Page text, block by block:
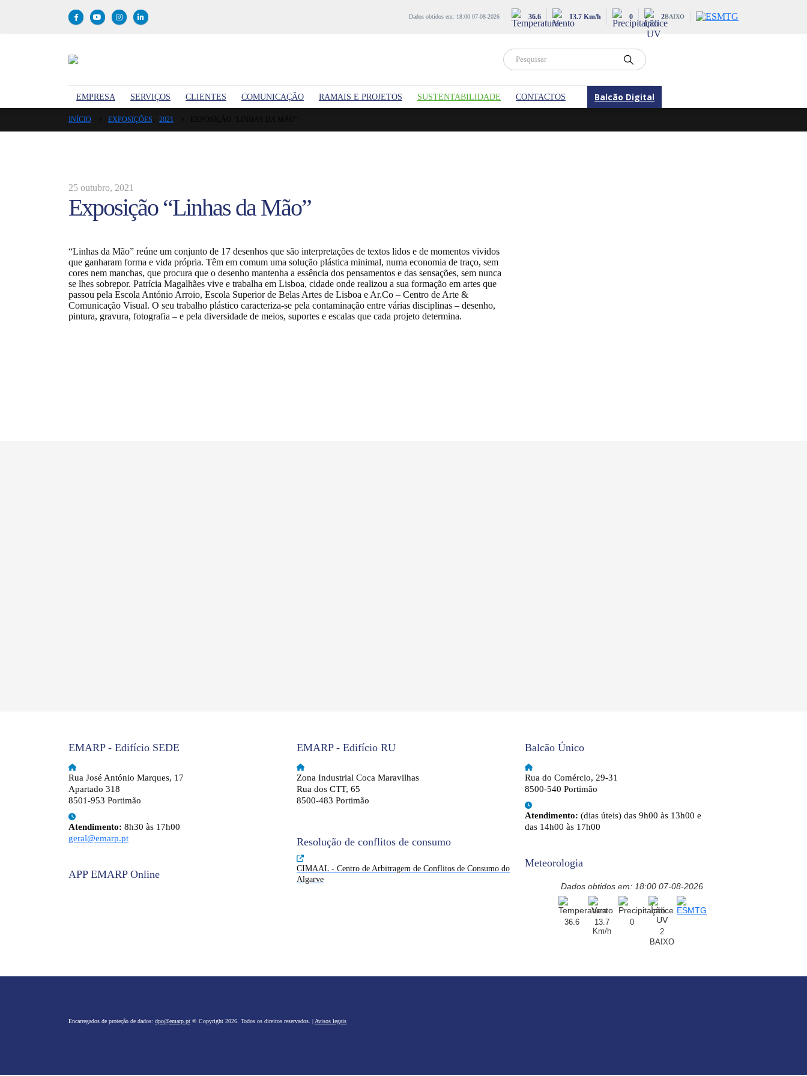
Dados obtidos em: 18:00 07-08-2026 36.6 13.7 Km/h 0 2BAIXO
EMPRESA SERVIÇOS CLIENTES COMUNICAÇÃO RAMAIS E PROJETOS SUSTENTABILIDADE CONTACTOS Balcão Digital
INÍCIO EXPOSIÇÕES 2021
25 outubro, 2021
Exposição “Linhas da Mão”
“Linhas da Mão” reúne um conjunto de 17 desenhos que são interpretações de textos lidos e de momentos vividos
que ganharam forma e vida própria. Têm em comum uma solução plástica minimal, numa economia de traço, sem
cores nem manchas, que procura que o desenho mantenha a essência dos pensamentos e das sensações, sem nunca
se lhes sobrepor. Patrícia Magalhães vive e trabalha em Lisboa, cidade onde realizou a sua formação em artes que
passou pela Escola António Arroio, Escola Superior de Belas Artes de Lisboa e Ar.Co – Centro de Arte &
Comunicação Visual. O seu trabalho plástico caracteriza-se pela contaminação entre várias disciplinas – desenho,
pintura, gravura, fotografia – e pela diversidade de meios, suportes e escalas que cada projeto determina.
EMARP - Edifício SEDE
Rua José António Marques, 17
Apartado 318
8501-953 Portimão
Atendimento: 8h30 às 17h00
geral@emarp.pt
APP EMARP Online
EMARP - Edifício RU
Zona Industrial Coca Maravilhas
Rua dos CTT, 65
8500-483 Portimão
Resolução de conflitos de consumo
CIMAAL - Centro de Arbitragem de Conflitos de Consumo do
Algarve
Balcão Único
Rua do Comércio, 29-31
8500-540 Portimão
Atendimento: (dias úteis) das 9h00 às 13h00 e
das 14h00 às 17h00
Meteorologia
Dados obtidos em: 18:00 07-08-2026
36.6
13.7
Km/h
0
2
BAIXO
Encarregados de proteção de dados: dpo@emarp.pt © Copyright 2026. Todos os direitos reservados. | Avisos legais